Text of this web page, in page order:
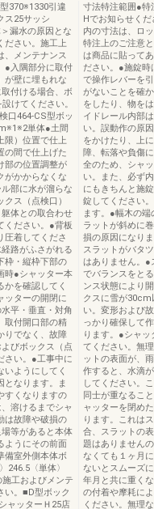
370※1330引違
ス25サッシ
漏水の原因とな
ださい。施工上
、メンテナンス
●入隅部分に取付
が壁に埋もれな
付ける場合、ボ
けてください。
口464-CS型ボッ
単体●土間
限）位置で仕上
の間で仕上げた
部の位置調整が
がかからなくな
部に水が溜らな
ス（点検口）
体との取合わせ
ください。●背板
圧着してくださ
路がふさがれる
枠・縦枠下部の
時●シャッター本
を確認してく
ッターの開閉に
平・垂直・対角
取付開口部の精
りでなく、故障
びボックス（点
さい。●工事中に
ようにしてく
となります。ま
すくなりますの
溶けるまでシャ
は故障や破損の
等があると本体
ようにその前面
備室外側本体ボ
246.5〈単体〉
工およびメンテ
い。■D型ボック
ャッターＨ25店
寸法特注範囲●特
Hでお知らせく
内の寸法は、ロ
特注上のご注意
は商品に貼って
ださい。●施錠時
で操作レバーを
がないことを確
をしたり、物を
イドレール内部
い。誤動作の原
をかけたり、上
障、転落や負傷
全のため、シャ
い。また、必ず
にもきちんと施
錠してください
ます。●幅木の
ラットが斜めに
損の原因になり
スラットがバタ
はありません。●
でバランスをと
ンス状態により
クスに雪が30cm
い。変形および
っかり確保して
ります。●シャ
てください。無
ットの表面が、
作すると、水滴
してください。
同士が重なるこ
ャッターを閉め
ります。これは
合、スラットの
題はありません
なくても１ヶ月
ないとスムーズ
年月と共に重く
の付着や摩耗に
ください。無理